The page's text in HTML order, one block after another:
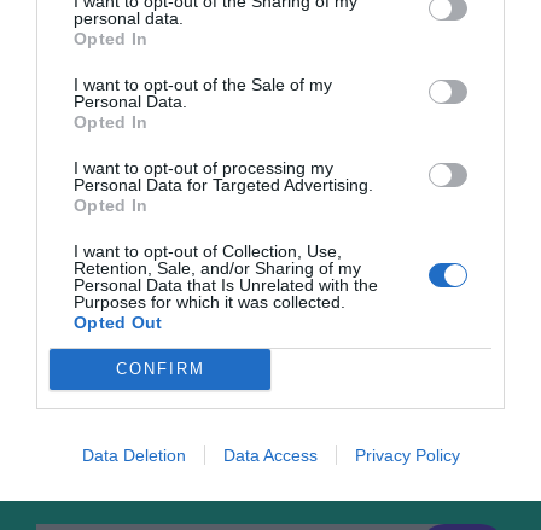
personal data.
Opted In
I want to opt-out of the Sale of my
Personal Data.
Opted In
I want to opt-out of processing my
Personal Data for Targeted Advertising.
Opted In
I want to opt-out of Collection, Use,
Retention, Sale, and/or Sharing of my
Personal Data that Is Unrelated with the
Purposes for which it was collected.
Opted Out
CONFIRM
Data Deletion Data Access Privacy Policy
privirile tuturor cu victoria împotriva Canadei – cea mai
mare răsturnare de scor din istoria competiției: 17-15, de
la 0-15.
Lynn Howells a debutat pe banca tehnică a României pe
4 februarie 2012, într-un meci din Cupa Europeană a
Națiunilor cu Portugalia, la București, câștigat cu 15-7.
Sub conducerea sa, echipa a jucat 70 de meciuri, din
care a câștigat 48, a obținut un rezultat de egalitate și a
pierdut 21.